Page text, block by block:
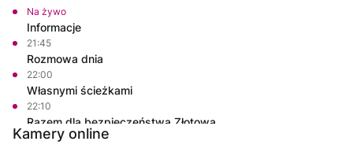
Na żywo
Informacje
21:45
Rozmowa dnia
22:00
Własnymi ścieżkami
22:10
Razem dla bezpieczeństwa Złotowa
22:15
Kamery online